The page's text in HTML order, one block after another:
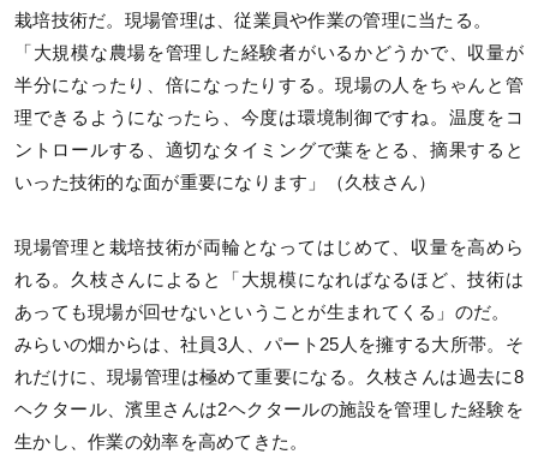
栽培技術だ。現場管理は、従業員や作業の管理に当たる。
「大規模な農場を管理した経験者がいるかどうかで、収量が
半分になったり、倍になったりする。現場の人をちゃんと管
理できるようになったら、今度は環境制御ですね。温度をコ
ントロールする、適切なタイミングで葉をとる、摘果すると
いった技術的な面が重要になります」（久枝さん）
現場管理と栽培技術が両輪となってはじめて、収量を高めら
れる。久枝さんによると「大規模になればなるほど、技術は
あっても現場が回せないということが生まれてくる」のだ。
みらいの畑からは、社員3人、パート25人を擁する大所帯。そ
れだけに、現場管理は極めて重要になる。久枝さんは過去に8
ヘクタール、濱里さんは2ヘクタールの施設を管理した経験を
生かし、作業の効率を高めてきた。